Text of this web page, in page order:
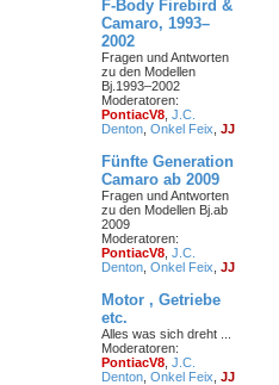
F-Body Firebird &
Camaro, 1993–
2002
Fragen und Antworten
zu den Modellen
Bj.1993–2002
Moderatoren:
PontiacV8 J.C.
Denton Onkel Feix JJ
Fünfte Generation
Camaro ab 2009
Fragen und Antworten
zu den Modellen Bj.ab
2009
Moderatoren:
PontiacV8 J.C.
Denton Onkel Feix JJ
Motor , Getriebe
etc.
Alles was sich dreht ...
Moderatoren:
PontiacV8 J.C.
Denton Onkel Feix JJ